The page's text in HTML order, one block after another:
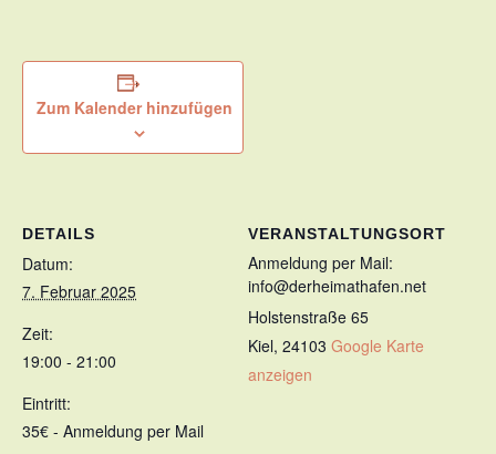
Zum Kalender hinzufügen
DETAILS
Datum:
7. Februar 2025
Zeit:
19:00 - 21:00
Eintritt:
35€ - Anmeldung per Mail
VERANSTALTUNGSORT
Anmeldung per Mail:
info@derheimathafen.net
Holstenstraße 65
Kiel, 24103 Google Karte
anzeigen